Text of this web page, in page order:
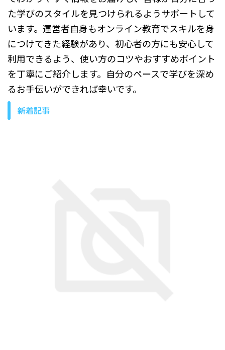
た学びのスタイルを見つけられるようサポートして
います。運営者自身もオンライン教育でスキルを身
につけてきた経験があり、初心者の方にも安心して
利用できるよう、使い方のコツやおすすめポイント
を丁寧にご紹介します。自分のペースで学びを深め
るお手伝いができれば幸いです。
新着記事